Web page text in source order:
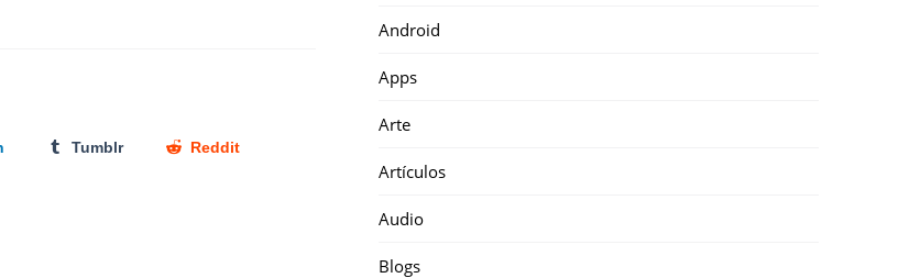
Tumblr Reddit
Android
Apps
Arte
Artículos
Audio
Blogs